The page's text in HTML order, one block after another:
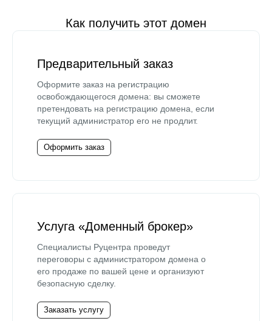
Как получить этот домен
Предварительный заказ
Оформите заказ на регистрацию
освобождающегося домена: вы сможете
претендовать на регистрацию домена, если
текущий администратор его не продлит.
Оформить заказ
Услуга «Доменный брокер»
Специалисты Руцентра проведут
переговоры с администратором домена о
его продаже по вашей цене и организуют
безопасную сделку.
Заказать услугу